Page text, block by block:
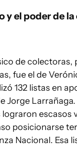
y el poder de
de colectoras,
fue el de
132 listas en
Jorge
escasos
posicionarse
Nacional. Esa